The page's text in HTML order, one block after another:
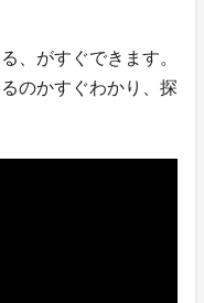
、がすぐできます。
のかすぐわかり、探